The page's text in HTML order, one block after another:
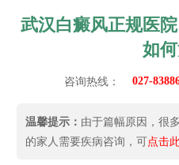
武汉白癜风正规医
如
咨询热线： 027-
温馨提示： 由于篇幅原因，很
的家人需要疾病咨询，可点击